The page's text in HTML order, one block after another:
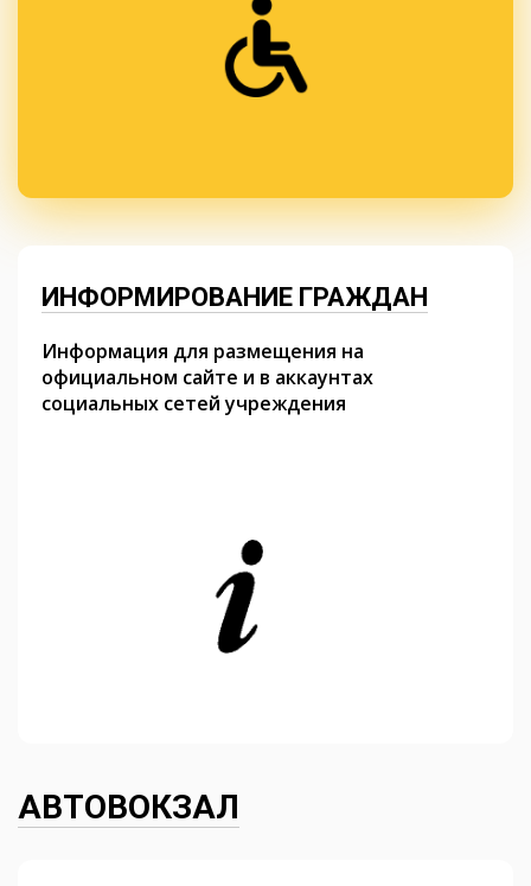
ИНФОРМИРОВАНИЕ ГРАЖДАН
Информация для размещения на
официальном сайте и в аккаунтах
социальных сетей учреждения
АВТОВОКЗАЛ